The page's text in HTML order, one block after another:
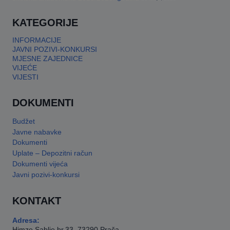
KATEGORIJE
INFORMACIJE
JAVNI POZIVI-KONKURSI
MJESNE ZAJEDNICE
VIJEĆE
VIJESTI
DOKUMENTI
Budžet
Javne nabavke
Dokumenti
Uplate – Depozitni račun
Dokumenti vijeća
Javni pozivi-konkursi
KONTAKT
Adresa: